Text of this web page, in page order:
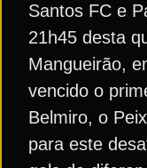
Santos FC e
21h45 desta
Mangueirão,
vencido o
Belmiro, o
para este